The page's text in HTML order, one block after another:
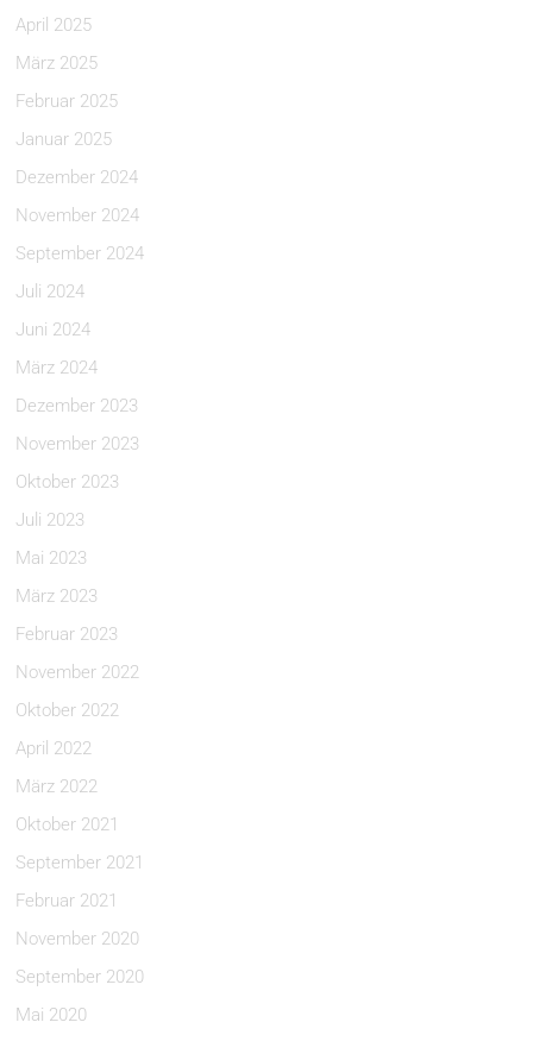
April 2025
März 2025
Februar 2025
Januar 2025
Dezember 2024
November 2024
September 2024
Juli 2024
Juni 2024
März 2024
Dezember 2023
November 2023
Oktober 2023
Juli 2023
Mai 2023
März 2023
Februar 2023
November 2022
Oktober 2022
April 2022
März 2022
Oktober 2021
September 2021
Februar 2021
November 2020
September 2020
Mai 2020